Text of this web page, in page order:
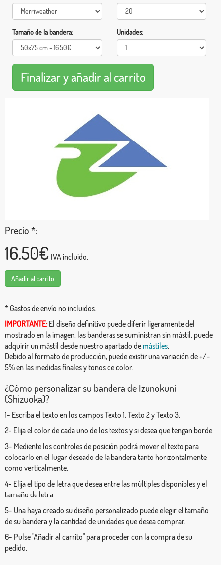
Tamaño de la bandera: Unidades:
Precio *:
16.50€ IVA incluido.
Añadir al carrito
* Gastos de envío no incluidos.
IMPORTANTE: El diseño definitivo puede diferir ligeramente del
mostrado en la imagen, las banderas se suministran sin mástil, puede
adquirir un mástil desde nuestro apartado de mástiles.
Debido al formato de producción, puede existir una variación de +/-
5% en las medidas finales y tonos de color.
¿Cómo personalizar su bandera de Izunokuni
(Shizuoka)?
1- Escriba el texto en los campos Texto 1, Texto 2 y Texto 3.
2- Elija el color de cada uno de los textos y si desea que tengan borde.
3- Mediente los controles de posición podrá mover el texto para
colocarlo en el lugar deseado de la bandera tanto horizontalmente
como verticalmente.
4- Elija el tipo de letra que desea entre las múltiples disponibles y el
tamaño de letra.
5- Una haya creado su diseño personalizado puede elegir el tamaño
de su bandera y la cantidad de unidades que desea comprar.
6- Pulse "Añadir al carrito" para proceder con la compra de su
pedido.